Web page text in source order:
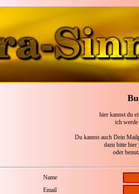
hier kannst du
ich
Du kannst auch Dein
dazu bitte hier
oder
Name
Email